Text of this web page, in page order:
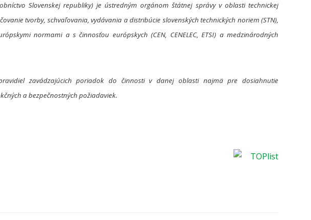
Slovenskej republiky) je ústredným orgánom štátnej správy v oblasti technickej
tvorby, schvaľovania, vydávania a distribúcie slovenských technických noriem (STN),
normami a s činnosťou európskych (CEN, CENELEC, ETSI) a medzinárodných
zavádzajúcich poriadok do činnosti v danej oblasti najmä pre dosiahnutie
a bezpečnostných požiadaviek.